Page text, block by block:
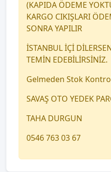
(KAPIDA ÖDEME
KARGO CIKIŞLARI
SONRA YAPILIR
İSTANBUL İÇİ
TEMİN EDEBİLİRSİNİZ.
Gelmeden Stok
SAVAŞ OTO YEDEK
TAHA DURGUN
0546 763 03 67